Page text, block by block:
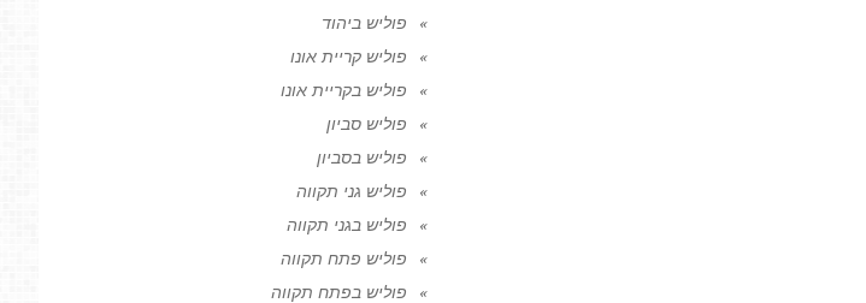
פוליש ביהוד
פוליש קריית אונו
פוליש בקריית אונו
פוליש סביון
פוליש בסביון
פוליש גני תקווה
פוליש בגני תקווה
פוליש פתח תקווה
פוליש בפתח תקווה